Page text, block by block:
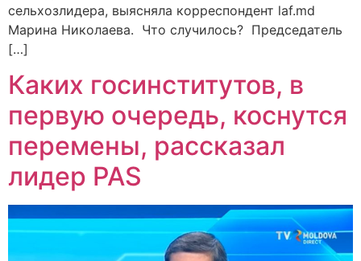
сельхозлидера, выясняла корреспондент laf.md
Марина Николаева. Что случилось? Председатель
[…]
Каких госинститутов, в
первую очередь, коснутся
перемены, рассказал
лидер PAS